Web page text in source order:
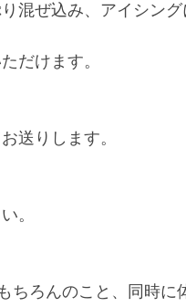
混ぜ込み、アイシン
だけます。
送りします。
。
ちろんのこと、同時